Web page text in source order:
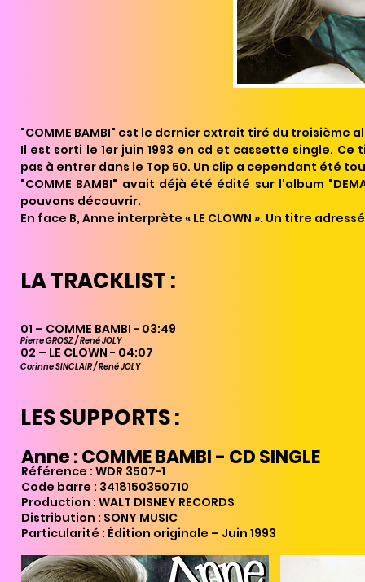
"COMME BAMBI" est le dernier extrait tiré du troisième
Il est sorti le 1er juin 1993 en cd et cassette single.
pas à entrer dans le Top 50. Un clip a cependant été
"COMME BAMBI" avait déjà été édité sur l'album
pouvons découvrir.
En face B, Anne interprète « LE CLOWN ». Un titre
LA TRACKLIST :
01 – COMME BAMBI - 03:49
Pierre GROSZ / René JOLY
02 – LE CLOWN - 04:07
Corinne SINCLAIR / René JOLY
LES SUPPORTS :
Anne : COMME BAMBI - CD SINGLE
Référence : WDR 3507-1
Code barre : 3418150350710
Production : WALT DISNEY RECORDS
Distribution : SONY MUSIC
Particularité : Édition originale – Juin 1993